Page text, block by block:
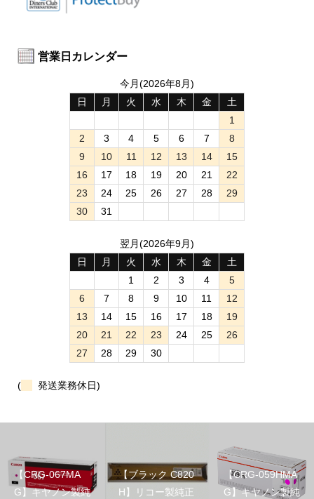
営業日カレンダー
今月(2026年8月)
日
月 火 水 木 金
土
1
2
3 4 5 6 7
8
9
10 11 12 13 14
15
16
17 18 19 20 21
22
23
24 25 26 27 28
29
30
31
翌月(2026年9月)
日
月 火 水 木 金
土
1
2 3 4
5
6
7 8 9 10 11
12
13
14 15 16 17 18
19
20
21 22 23 24 25
26
27
28 29 30
( 発送業務休日)
【CRG-067MA
G】キヤノン製純
【ブラック C820
H】リコー製純正
【CRG-059HMA
G】キヤノン製純